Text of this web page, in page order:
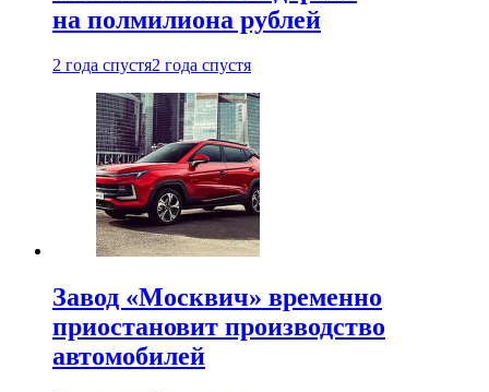
на полмилиона рублей
2 года спустя2 года спустя
Завод «Москвич» временно
приостановит производство
автомобилей